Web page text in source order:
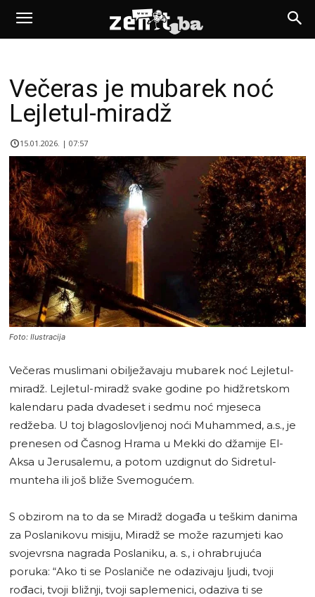
Večeras je mubarek noć
Lejletul-miradž
15.01.2026. | 07:57
Foto: Ilustracija
Večeras muslimani obilježavaju mubarek noć Lejletul-
miradž. Lejletul-miradž svake godine po hidžretskom
kalendaru pada dvadeset i sedmu noć mjeseca
redžeba. U toj blagoslovljenoj noći Muhammed, a.s., je
prenesen od Časnog Hrama u Mekki do džamije El-
Aksa u Jerusalemu, a potom uzdignut do Sidretul-
munteha ili još bliže Svemogućem.
S obzirom na to da se Miradž događa u teškim danima
za Poslanikovu misiju, Miradž se može razumjeti kao
svojevrsna nagrada Poslaniku, a. s., i ohrabrujuća
poruka: “Ako ti se Poslaniče ne odazivaju ljudi, tvoji
rođaci, tvoji bližnji, tvoji saplemenici, odaziva ti se